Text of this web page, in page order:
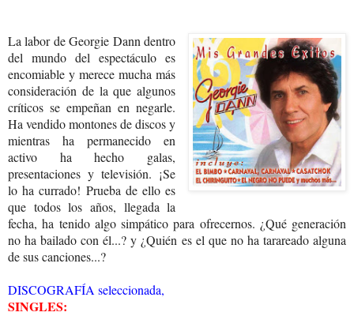
La labor de Georgie Dann dentro
del mundo del espectáculo es
encomiable y merece mucha más
consideración de la que algunos
críticos se empeñan en negarle.
Ha vendido montones de discos y
mientras ha permanecido en
activo ha hecho galas,
presentaciones y televisión. ¡Se
lo ha currado! Prueba de ello es
que todos los años, llegada la
fecha, ha tenido algo simpático para ofrecernos. ¿Qué generación
no ha bailado con él...? y ¿Quién es el que no ha tarareado alguna
de sus canciones...?
DISCOGRAFÍA seleccionada,
SINGLES: